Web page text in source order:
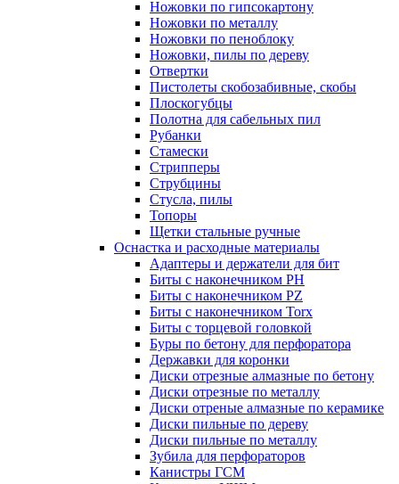
Ножовки по гипсокартону
Ножовки по металлу
Ножовки по пеноблоку
Ножовки, пилы по дереву
Отвертки
Пистолеты скобозабивные, скобы
Плоскогубцы
Полотна для сабельных пил
Рубанки
Стамески
Стрипперы
Струбцины
Стусла, пилы
Топоры
Щетки стальные ручные
Оснастка и расходные материалы
Адаптеры и держатели для бит
Биты с наконечником PH
Биты с наконечником PZ
Биты с наконечником Torx
Биты с торцевой головкой
Буры по бетону для перфоратора
Державки для коронки
Диски отрезные алмазные по бетону
Диски отрезные по металлу
Диски отреные алмазные по керамике
Диски пильные по дереву
Диски пильные по металлу
Зубила для перфораторов
Канистры ГСМ